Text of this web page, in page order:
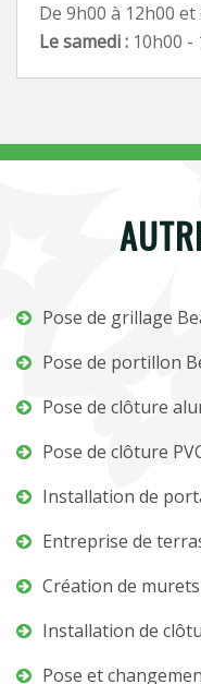
De 9h00 à 12h00
Le samedi : 10h00 -
Pose de grillage
Pose de portillon
Pose de clôture
Pose de clôture
Installation de
Entreprise de
Création de
Installation de
Pose et